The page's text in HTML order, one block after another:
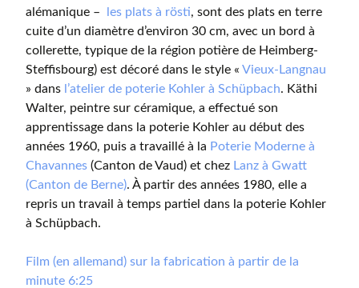
alémanique –
les plats à rösti, sont des plats en terre
cuite d’un diamètre d’environ 30 cm, avec un bord à
collerette, typique de la région potière de Heimberg-
Steffisbourg) est décoré dans le style « Vieux-Langnau
» dans l’atelier de poterie Kohler à Schüpbach. Käthi
Walter, peintre sur céramique, a effectué son
apprentissage dans la poterie Kohler au début des
années 1960, puis a travaillé à la Poterie Moderne à
Chavannes (Canton de Vaud) et chez Lanz à Gwatt
(Canton de Berne). À partir des années 1980, elle a
repris un travail à temps partiel dans la poterie Kohler
à Schüpbach.
Film (en allemand) sur la fabrication à partir de la
minute 6:25